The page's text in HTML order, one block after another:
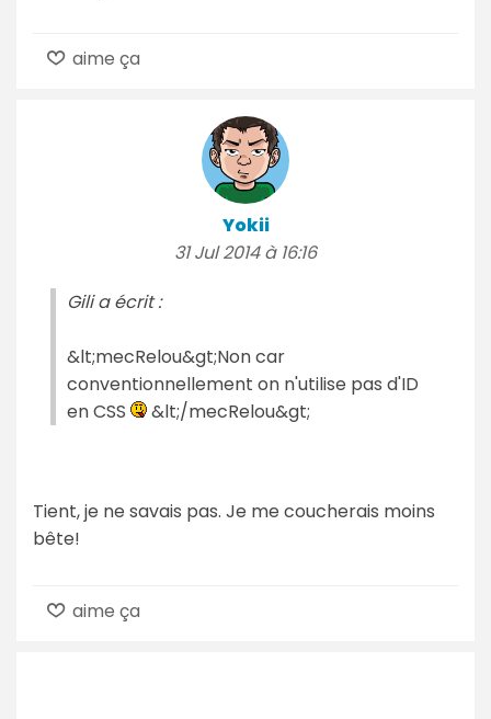
aime ça
Yokii
31 Jul 2014 à 16:16
Gili a écrit :
&lt;mecRelou&gt;Non car
conventionnellement on n'utilise pas d'ID
en CSS
&lt;/mecRelou&gt;
Tient, je ne savais pas. Je me coucherais moins
bête!
aime ça